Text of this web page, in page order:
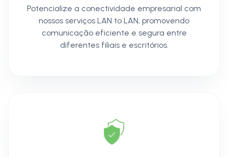
Potencialize a conectividade empresarial com
nossos serviços LAN to LAN, promovendo
comunicação eficiente e segura entre
diferentes filiais e escritórios.